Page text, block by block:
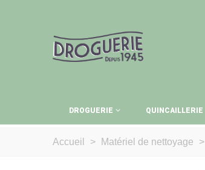
DROGUERIE QUINCAILLERIE
Accueil > Matériel de nettoyage >